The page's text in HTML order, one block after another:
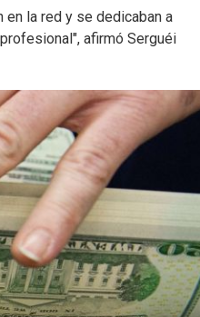
la red y se dedicaban a
afirmó Serguéi